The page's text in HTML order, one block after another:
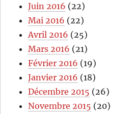
Juin 2016 (22)
Mai 2016 (22)
Avril 2016 (25)
Mars 2016 (21)
Février 2016 (19)
Janvier 2016 (18)
Décembre 2015 (26)
Novembre 2015 (20)